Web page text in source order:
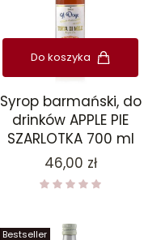
Do koszyka
Syrop barmański, do
drinków APPLE PIE
SZARLOTKA 700 ml
Cena
46,00 zł
Bestseller